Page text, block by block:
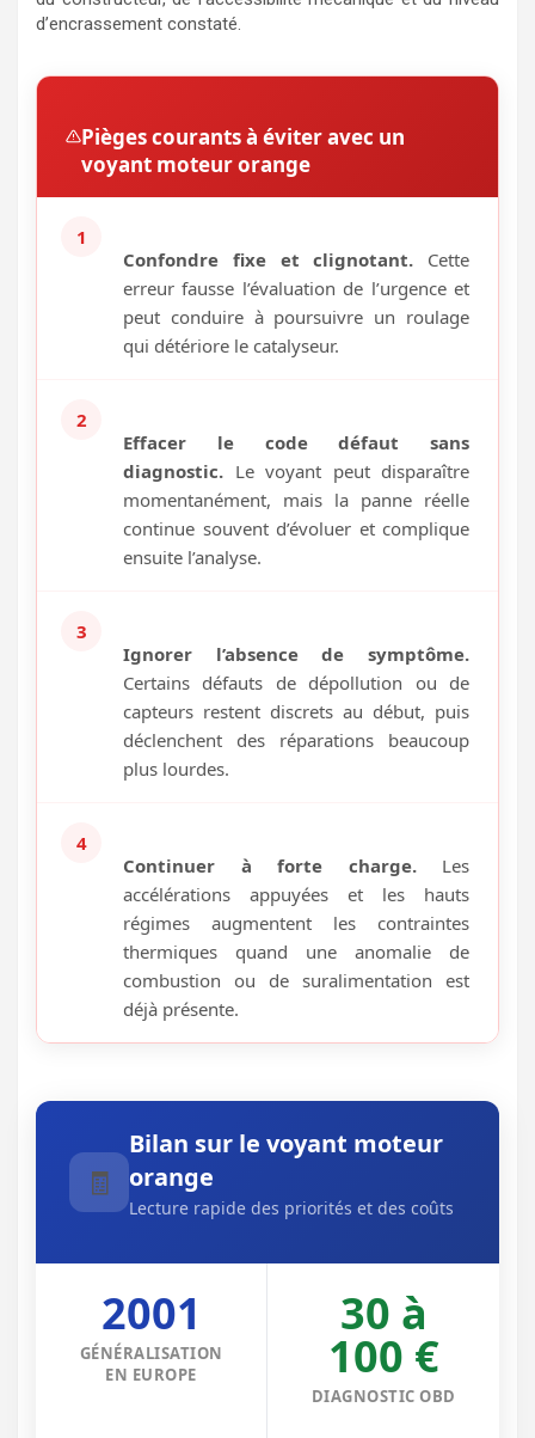
d’encrassement constaté.
Pièges courants à éviter avec un
voyant moteur orange
1
Confondre fixe et clignotant. Cette
erreur fausse l’évaluation de l’urgence et
peut conduire à poursuivre un roulage
qui détériore le catalyseur.
2
Effacer le code défaut sans
diagnostic. Le voyant peut disparaître
momentanément, mais la panne réelle
continue souvent d’évoluer et complique
ensuite l’analyse.
3
Ignorer l’absence de symptôme.
Certains défauts de dépollution ou de
capteurs restent discrets au début, puis
déclenchent des réparations beaucoup
plus lourdes.
4
Continuer à forte charge.Les
accélérations appuyées et les hauts
régimes augmentent les contraintes
thermiques quand une anomalie de
combustion ou de suralimentation est
déjà présente.
🧾
Bilan sur le voyant moteur
orange
Lecture rapide des priorités et des coûts
2001
GÉNÉRALISATION
EN EUROPE
30 à
100 €
DIAGNOSTIC OBD